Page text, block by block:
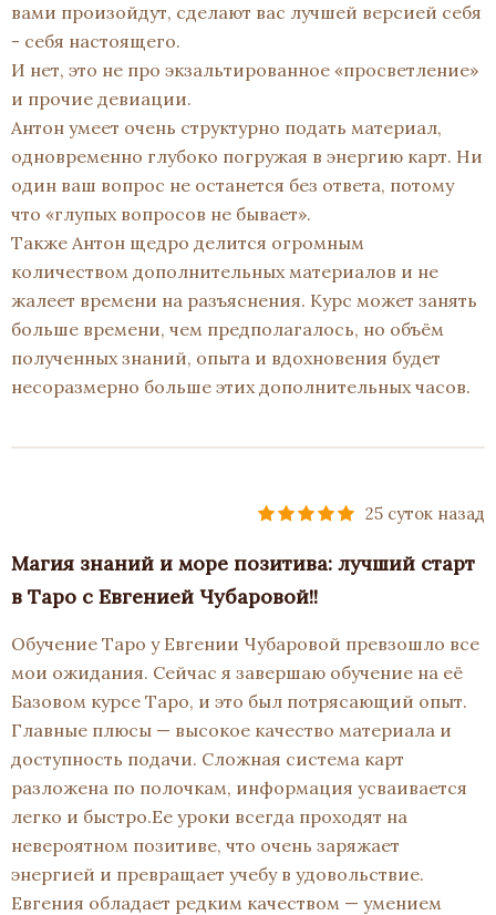
вами произойдут, сделают вас лучшей версией себя
- себя настоящего.
И нет, это не про экзальтированное «просветление»
и прочие девиации.
Антон умеет очень структурно подать материал,
одновременно глубоко погружая в энергию карт. Ни
один ваш вопрос не останется без ответа, потому
что «глупых вопросов не бывает».
Также Антон щедро делится огромным
количеством дополнительных материалов и не
жалеет времени на разъяснения. Курс может занять
больше времени, чем предполагалось, но объём
полученных знаний, опыта и вдохновения будет
несоразмерно больше этих дополнительных часов.
25 суток назад
Магия знаний и море позитива: лучший старт
в Таро с Евгенией Чубаровой!!
Обучение Таро у Евгении Чубаровой превзошло все
мои ожидания. Сейчас я завершаю обучение на её
Базовом курсе Таро, и это был потрясающий опыт.
Главные плюсы — высокое качество материала и
доступность подачи. Сложная система карт
разложена по полочкам, информация усваивается
легко и быстро.Ее уроки всегда проходят на
невероятном позитиве, что очень заряжает
энергией и превращает учебу в удовольствие.
Евгения обладает редким качеством — умением